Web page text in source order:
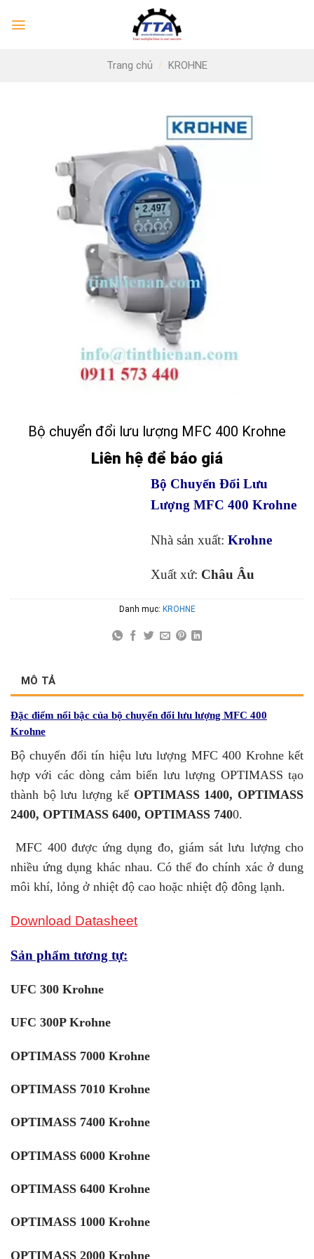
Trang chủ / KROHNE
Bộ chuyển đổi lưu lượng MFC 400 Krohne
Liên hệ để báo giá
Bộ Chuyển Đổi Lưu
Lượng MFC 400 Krohne
Nhà sản xuất: Krohne
Xuất xứ: Châu Âu
Danh mục: KROHNE
MÔ TẢ
Đặc điểm nổi bậc của bộ chuyển đổi lưu lượng MFC 400
Krohne
Bộ chuyển đổi tín hiệu lưu lượng MFC 400 Krohne kết
hợp với các dòng cảm biến lưu lượng OPTIMASS tạo
thành bộ lưu lượng kế OPTIMASS 1400, OPTIMASS
2400, OPTIMASS 6400, OPTIMASS 7400.
MFC 400 được ứng dụng đo, giám sát lưu lượng cho
nhiều ứng dụng khác nhau. Có thể đo chính xác ở dung
môi khí, lỏng ở nhiệt độ cao hoặc nhiệt độ đông lạnh.
Download Datasheet
Sản phẩm tương tự:
UFC 300 Krohne
UFC 300P Krohne
OPTIMASS 7000 Krohne
OPTIMASS 7010 Krohne
OPTIMASS 7400 Krohne
OPTIMASS 6000 Krohne
OPTIMASS 6400 Krohne
OPTIMASS 1000 Krohne
OPTIMASS 2000 Krohne